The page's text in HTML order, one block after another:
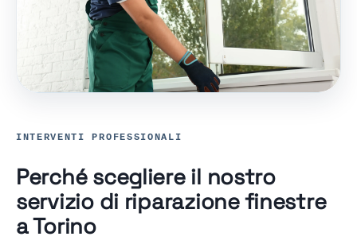
INTERVENTI PROFESSIONALI
Perché scegliere il nostro
servizio di riparazione finestre
a Torino